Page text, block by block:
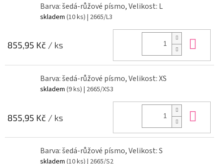
Barva: šedá-růžové písmo, Velikost: L
skladem (10 ks) | 2665/L3
855,95 Kč / ks
Barva: šedá-růžové písmo, Velikost: XS
skladem (9 ks) | 2665/XS3
855,95 Kč / ks
Barva: šedá-růžové písmo, Velikost: S
skladem (10 ks) | 2665/S2